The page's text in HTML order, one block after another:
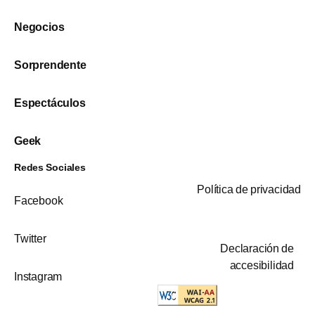
Negocios
Sorprendente
Espectáculos
Geek
Redes Sociales
Facebook
Twitter
Instagram
Política de privacidad
Declaración de
accesibilidad